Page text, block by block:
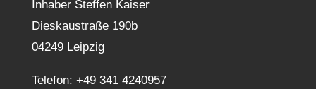
Inhaber Steffen Kaiser
Dieskaustraße 190b
04249 Leipzig
Telefon: +49 341 4240957